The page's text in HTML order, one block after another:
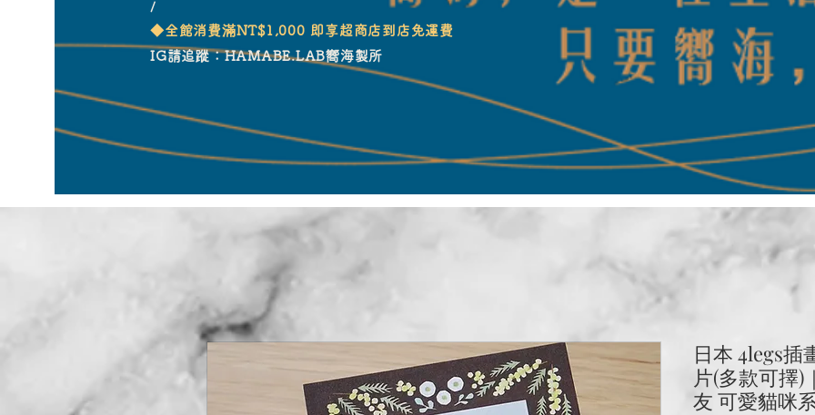
/
​◆全館消費滿NT$1,000 即享超商店到店免運費
IG請追蹤：HAMABE.LAB嚮海製所
日本 4legs插
片(多款可擇)
友 可愛貓咪